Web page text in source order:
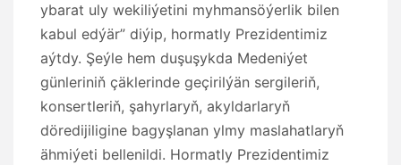
ybarat uly wekiliýetini myhmansöýerlik bilen
kabul edýär” diýip, hormatly Prezidentimiz
aýtdy. Şeýle hem duşuşykda Medeniýet
günleriniň çäklerinde geçirilýän sergileriň,
konsertleriň, şahyrlaryň, akyldarlaryň
döredijiligine bagyşlanan ylmy maslahatlaryň
ähmiýeti bellenildi. Hormatly Prezidentimiz